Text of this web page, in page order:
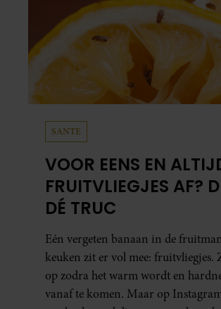
SANTE
VOOR EENS EN
FRUITVLIEGJES AF?
DÉ TRUC
Eén vergeten banaan in de
keuken zit er vol mee: fruitvliegjes.
op zodra het warm wordt en
vanaf te komen. Maar op